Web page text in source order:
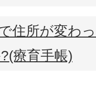
住所が変わ
療育手帳)